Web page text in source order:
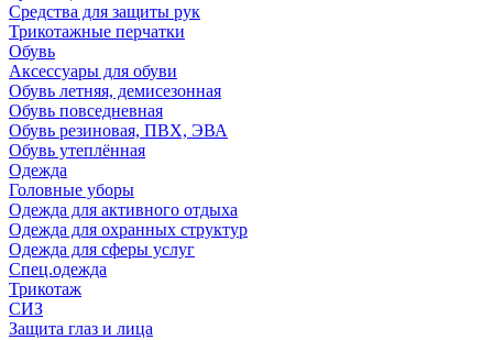
Средства для защиты рук
Трикотажные перчатки
Обувь
Аксессуары для обуви
Обувь летняя, демисезонная
Обувь повседневная
Обувь резиновая, ПВХ, ЭВА
Обувь утеплённая
Одежда
Головные уборы
Одежда для активного отдыха
Одежда для охранных структур
Одежда для сферы услуг
Спец.одежда
Трикотаж
СИЗ
Защита глаз и лица